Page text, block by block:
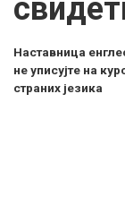
Наставница
не уписујте на
страних језика